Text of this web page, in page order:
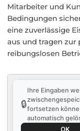
Mitarbeiter und
Bedingungen
eine zuverlässige
aus und tragen zur
reibungslosen
🔒
Ihre Eingaben
fortsetzen
automatisch
OK